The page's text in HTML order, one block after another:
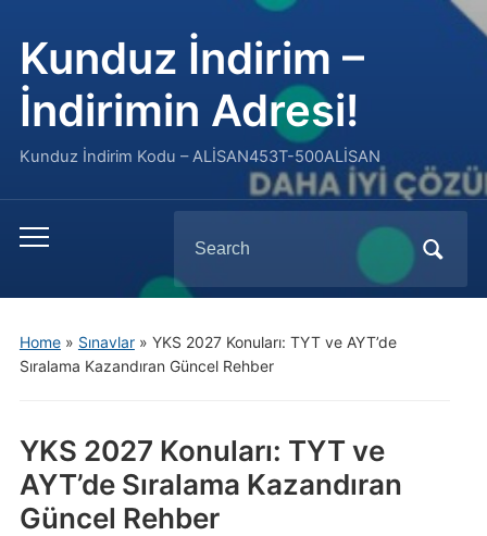
Kunduz İndirim –
İndirimin Adresi!
Kunduz İndirim Kodu – ALİSAN453T-500ALİSAN
Toggle
menu
for:
Home» Sınavlar» YKS 2027 Konuları: TYT ve AYT’de
Sıralama Kazandıran Güncel Rehber
YKS 2027 Konuları: TYT ve
AYT’de Sıralama Kazandıran
Güncel Rehber